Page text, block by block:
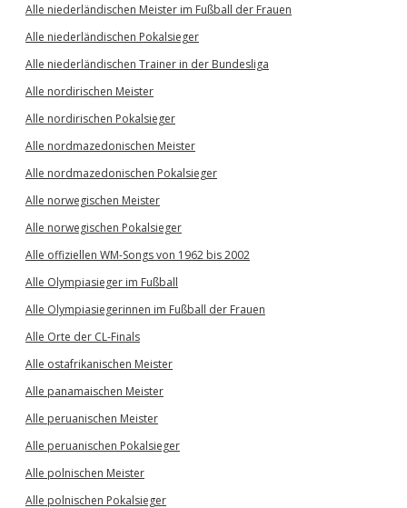
Alle niederländischen Meister im Fußball der Frauen
Alle niederländischen Pokalsieger
Alle niederländischen Trainer in der Bundesliga
Alle nordirischen Meister
Alle nordirischen Pokalsieger
Alle nordmazedonischen Meister
Alle nordmazedonischen Pokalsieger
Alle norwegischen Meister
Alle norwegischen Pokalsieger
Alle offiziellen WM-Songs von 1962 bis 2002
Alle Olympiasieger im Fußball
Alle Olympiasiegerinnen im Fußball der Frauen
Alle Orte der CL-Finals
Alle ostafrikanischen Meister
Alle panamaischen Meister
Alle peruanischen Meister
Alle peruanischen Pokalsieger
Alle polnischen Meister
Alle polnischen Pokalsieger